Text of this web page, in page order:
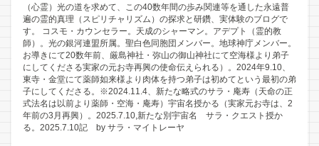
（心霊）光の道を求めて、この40数年間の歩み関連等を通した永遠普
遍の霊的真理（スピリチャリズム）の探求と研鑽、実体験のブログで
す。 コスモ・カウンセラー。天成のシャーマン。アデプト（霊的教
師）。光の銀河連盟所属。聖白色同胞団メンバー。地球神庁メンバー。
お導きにて20数年前、厳島神社・弥山の御山神社にて空海様より弟子
にしてくださる実家の元お寺再興の使命伝えられる）。2024年9.10、
東寺・金堂にて薬師如来様より肉体を持つ弟子は初めてという最初の弟
子にしてくださる。※2024.11.4、新たな略式のサラ・庵寿（天命の正
式法名は以前より薬師・空海・庵寿）宇宙名授かる（実家元お寺は、2
年前の3月再興）。2025.7.10,新たな別宇宙名 サラ・クエスト授か
る。2025.7.10記 by サラ・マイトレーヤ